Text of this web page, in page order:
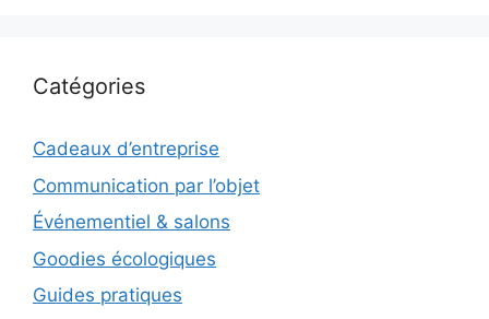
Catégories
Cadeaux d’entreprise
Communication par l’objet
Événementiel & salons
Goodies écologiques
Guides pratiques